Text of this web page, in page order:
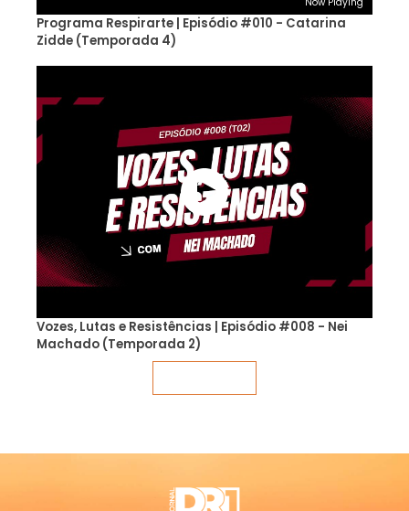
Programa Respirarte | Episódio #010 - Catarina
Zidde (Temporada 4)
Vozes, Lutas e Resistências | Episódio #008 - Nei
Machado (Temporada 2)